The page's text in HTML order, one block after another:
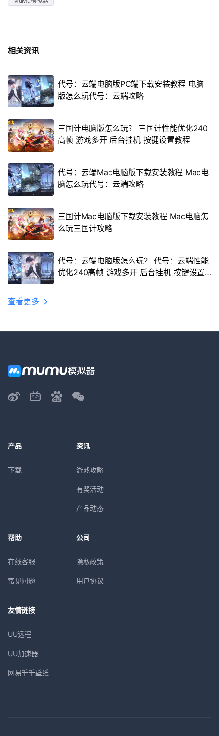
相关资讯
代号：云端电脑版PC端下载安装教程 电脑
版怎么玩代号：云端攻略
三国计电脑版怎么玩？ 三国计性能优化240
高帧 游戏多开 后台挂机 按键设置教程
代号：云端Mac电脑版下载安装教程 Mac电
脑怎么玩代号：云端攻略
三国计Mac电脑版下载安装教程 Mac电脑怎
么玩三国计攻略
代号：云端电脑版怎么玩？ 代号：云端性能
优化240高帧 游戏多开 后台挂机 按键设置
查看更多
产品
下载
资讯
游戏攻略
有奖活动
产品动态
帮助
在线客服
常见问题
公司
隐私政策
用户协议
友情链接
UU远程
UU加速器
网易千千壁纸